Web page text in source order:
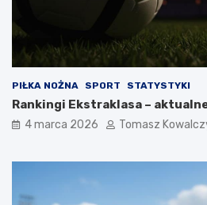
PIŁKA NOŻNA SPORT STATYSTYKI
Rankingi Ekstraklasa –
4 marca 2026 Tomasz